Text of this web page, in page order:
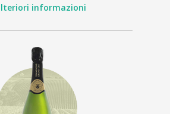
informazioni